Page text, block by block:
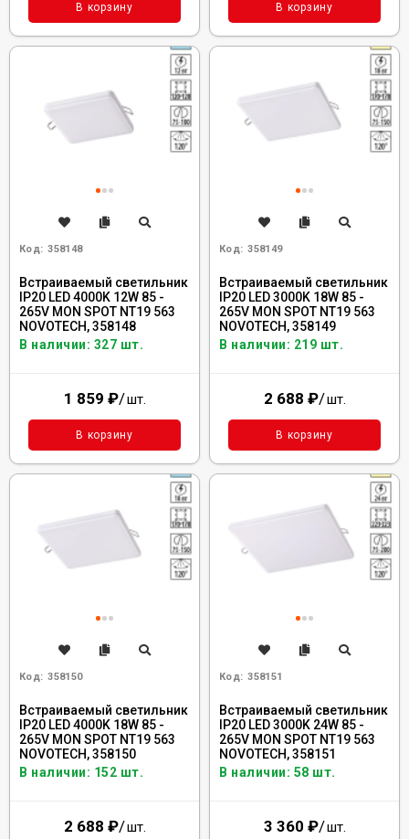
В корзину В корзину
Код: 358148
Встраиваемый светильник
IP20 LED 4000K 12W 85 -
265V MON SPOT NT19 563
NOVOTECH, 358148
В наличии: 327 шт.
1 859 ₽/шт.
В корзину
Код: 358149
Встраиваемый светильник
IP20 LED 3000K 18W 85 -
265V MON SPOT NT19 563
NOVOTECH, 358149
В наличии: 219 шт.
2 688 ₽/шт.
В корзину
Код: 358150
Встраиваемый светильник
IP20 LED 4000K 18W 85 -
265V MON SPOT NT19 563
NOVOTECH, 358150
В наличии: 152 шт.
2 688 ₽/шт.
Код: 358151
Встраиваемый светильник
IP20 LED 3000K 24W 85 -
265V MON SPOT NT19 563
NOVOTECH, 358151
В наличии: 58 шт.
3 360 ₽/шт.